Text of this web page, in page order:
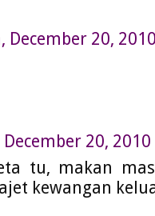
December 20,
20, 2010
tu, makan
kewangan